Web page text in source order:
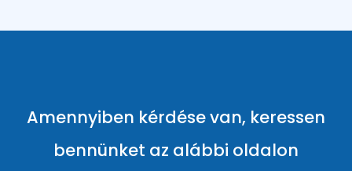
Amennyiben kérdése van, keressen
bennünket az alábbi oldalon